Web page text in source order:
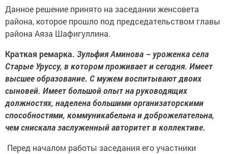
Данное решение принято на заседании женсовета
района, которое прошло под председательством главы
района Аяза Шафигуллина.
Краткая ремарка. Зульфия Аминова – уроженка села
Старые Уруссу, в котором проживает и сегодня. Имеет
высшее образование. С мужем воспитывают двоих
сыновей. Имеет большой опыт на руководящих
должностях, наделена большими организаторскими
способностями, коммуникабельна и доброжелательна,
чем снискала заслуженный авторитет в коллективе.
Перед началом работы заседания его участники